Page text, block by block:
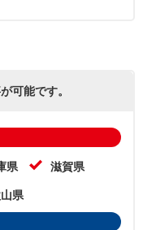
可能です。
県 滋賀県
県